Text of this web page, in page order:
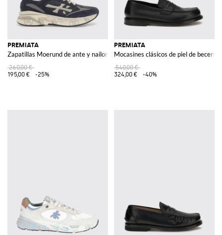
PREMIATA
Zapatillas Moerund de ante y nailon
260,00 €
195,00 €
-25%
PREMIATA
Mocasines clásicos de piel de
540,00 €
324,00 €
-40%